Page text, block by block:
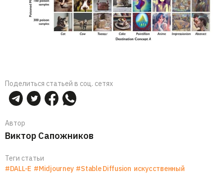
Поделиться статьей в соц. сетях
Автор
Виктор Сапожников
Теги статьи
#DALL-E #Midjourney #Stable Diffusion искусственный